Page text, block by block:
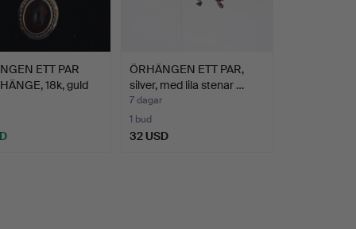
ETT PAR
18k, guld
ÖRHÄNGEN ETT PAR,
silver, med lila stenar …
7 dagar
1 bud
32 USD